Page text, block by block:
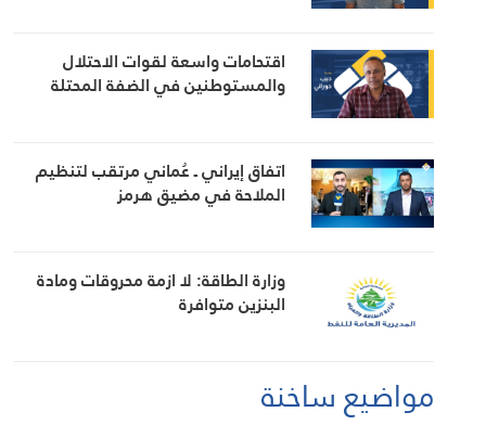
اقتحامات واسعة لقوات الاحتلال
والمستوطنين في الضفة المحتلة
اتفاق إيراني ـ عُماني مرتقب لتنظيم
الملاحة في مضيق هرمز
وزارة الطاقة: لا ازمة محروقات ومادة
البنزين متوافرة
مواضيع ساخنة